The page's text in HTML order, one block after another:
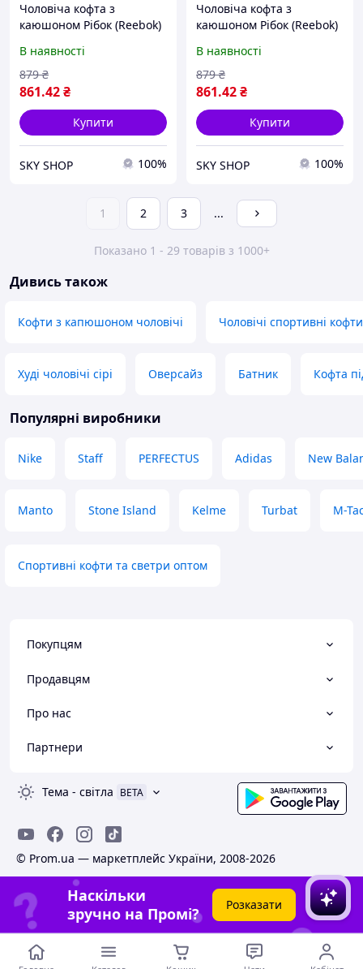
Чоловіча кофта з
каюшоном Рібок (Reebok)
В наявності
861.42₴
879 ₴
Купити
SKY SHOP 100%
Чоловіча кофта з
каюшоном Рібок (Reebok)
В наявності
861.42₴
879 ₴
Купити
SKY SHOP 100%
1 2 3 ...
Показано 1 - 29 товарів з 1000+
Дивись також
Кофти з капюшоном чоловічі Чоловічі спортивні кофти
Худі чоловічі сірі Оверсайз Батник Кофта
Популярні виробники
Nike Staff PERFECTUS Adidas New
Manto Stone Island Kelme Turbat M-
Спортивні кофти та светри оптом
Покупцям
Продавцям
Про нас
Партнери
Тема - світла BETA
© Prom.ua — маркетплейс України, 2008-2026
Наскільки
зручно на Промі?
Розказати